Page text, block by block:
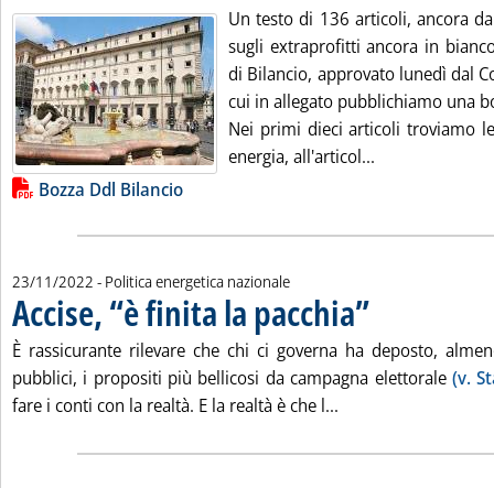
Un testo di 136 articoli, ancora
sugli extraprofitti ancora in
di Bilancio, approvato lunedì dal
cui in allegato pubblichiamo una
Nei primi dieci articoli troviamo
energia, all'articol...
Lista allegati PDF alla notizia
Bozza Ddl Bilancio
23/11/2022 - Politica energetica nazionale
Accise, “è finita la pacchia”. Pubblicata mercoledì
È rassicurante rilevare che chi ci governa ha deposto,
pubblici, i propositi più bellicosi da campagna elettorale (v.
fare i conti con la realtà. E la realtà è che l...